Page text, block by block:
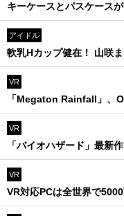
キーケースとパスケース
アイドル
軟乳Hカップ健在！ 山咲
VR
「Megaton Rainfall」、
VR
「バイオハザード」最新
VR
VR対応PCは全世界で